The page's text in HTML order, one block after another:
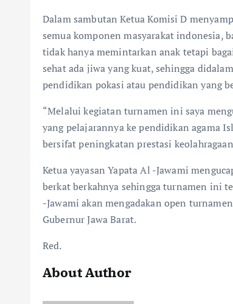
Dalam sambutan Ketua Komisi D
semua komponen masyarakat indonesia,
tidak hanya memintarkan anak tetapi
sehat ada jiwa yang kuat, sehingga
pendidikan pokasi atau pendidikan yang
“Melalui kegiatan turnamen ini saya
yang pelajarannya ke pendidikan agama
bersifat peningkatan prestasi
Ketua yayasan Yapata Al -Jawami
berkat berkahnya sehingga turnamen ini
-Jawami akan mengadakan open
Gubernur Jawa Barat.
Red.
About Author